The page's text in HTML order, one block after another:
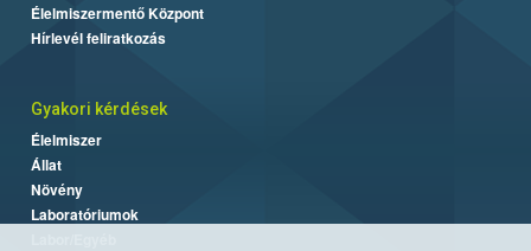
Élelmiszermentő Központ
Hírlevél feliratkozás
Gyakori kérdések
Élelmiszer
Állat
Növény
Laboratóriumok